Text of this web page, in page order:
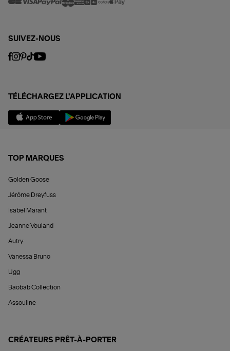
SUIVEZ-NOUS
TÉLÉCHARGEZ L'APPLICATION
TOP MARQUES
Golden Goose
Jérôme Dreyfuss
Isabel Marant
Jeanne Vouland
Autry
Vanessa Bruno
Ugg
Baobab Collection
Assouline
CRÉATEURS PRÊT-À-PORTER